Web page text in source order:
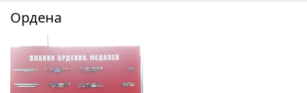
Content
Ордена